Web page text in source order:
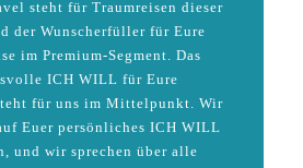
steht für Traumreisen dieser
der Wunscherfüller für Eure
im Premium-Segment. Das
ICH WILL für Eure
für uns im Mittelpunkt. Wir
Euer persönliches ICH WILL
und wir sprechen über alle